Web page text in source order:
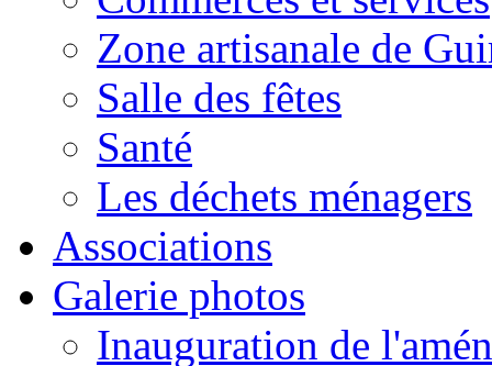
Zone artisanale de
Salle des fêtes
Santé
Les déchets ménagers
Associations
Galerie photos
Inauguration de